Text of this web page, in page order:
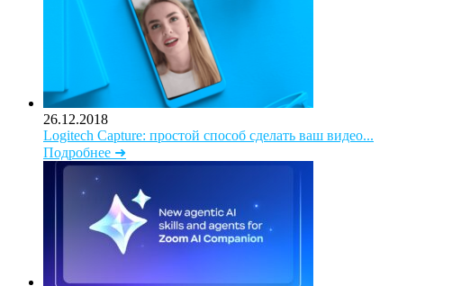
26.12.2018
Logitech Capture: простой способ сделать ваш видео...
Подробнее ➜